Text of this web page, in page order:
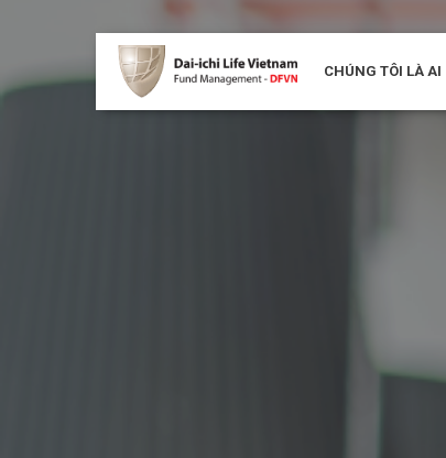
CHÚNG TÔI LÀ AI